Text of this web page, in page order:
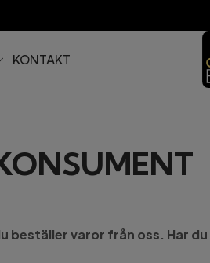
KONTAKT
beställer varor från oss. Har